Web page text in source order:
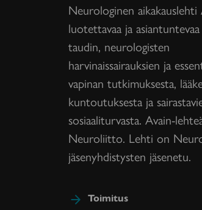
Neurologinen
luotettavaa ja
taudin, neurologisten
harvinaissairauksien ja
vapinan tutkimuksesta,
kuntoutuksesta ja
sosiaaliturvasta. Avain-
Neuroliitto. Lehti on
jäsenyhdistysten jäsenetu.
Toimitus